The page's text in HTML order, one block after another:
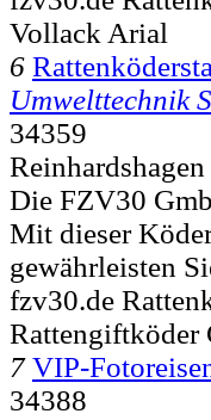
Vollack Arial
6
Umwelttechnik
34359
Reinhardshagen
Die FZV30
Mit dieser
gewährleisten
fzv30.de
Rattengiftköder
7 VIP-
34388